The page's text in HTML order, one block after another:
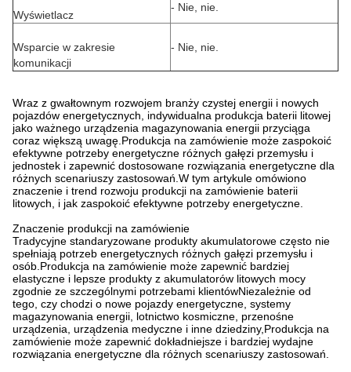
Wyświetlacz
- Nie, nie.
Wsparcie w zakresie
komunikacji
- Nie, nie.
Wraz z gwałtownym rozwojem branży czystej energii i nowych
pojazdów energetycznych, indywidualna produkcja baterii litowej
jako ważnego urządzenia magazynowania energii przyciąga
coraz większą uwagę.Produkcja na zamówienie może zaspokoić
efektywne potrzeby energetyczne różnych gałęzi przemysłu i
jednostek i zapewnić dostosowane rozwiązania energetyczne dla
różnych scenariuszy zastosowań.W tym artykule omówiono
znaczenie i trend rozwoju produkcji na zamówienie baterii
litowych, i jak zaspokoić efektywne potrzeby energetyczne.
Znaczenie produkcji na zamówienie
Tradycyjne standaryzowane produkty akumulatorowe często nie
spełniają potrzeb energetycznych różnych gałęzi przemysłu i
osób.Produkcja na zamówienie może zapewnić bardziej
elastyczne i lepsze produkty z akumulatorów litowych mocy
zgodnie ze szczególnymi potrzebami klientówNiezależnie od
tego, czy chodzi o nowe pojazdy energetyczne, systemy
magazynowania energii, lotnictwo kosmiczne, przenośne
urządzenia, urządzenia medyczne i inne dziedziny,Produkcja na
zamówienie może zapewnić dokładniejsze i bardziej wydajne
rozwiązania energetyczne dla różnych scenariuszy zastosowań.